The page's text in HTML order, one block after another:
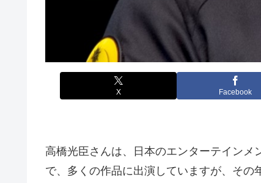
X Facebook
高橋光臣さんは、日本のエンターテイン
で、多くの作品に出演していますが、そ